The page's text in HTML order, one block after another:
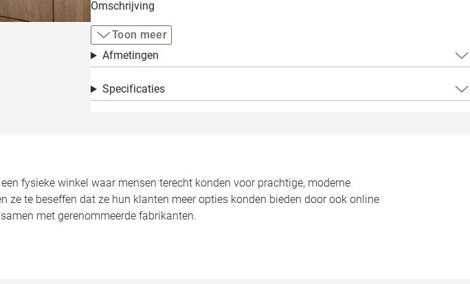
Alle
Omschrijving
Toon meer
Afmetingen
Specificaties
fysieke winkel waar mensen terecht konden voor prachtige, moderne
ze te beseffen dat ze hun klanten meer opties konden bieden door ook online
met gerenommeerde fabrikanten.